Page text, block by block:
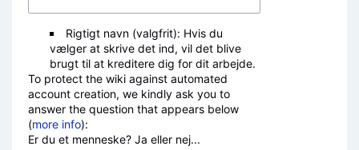
Rigtigt navn (valgfrit): Hvis du
vælger at skrive det ind, vil det blive
brugt til at kreditere dig for dit arbejde.
To protect the wiki against automated
account creation, we kindly ask you to
answer the question that appears below
(more info):
Er du et menneske? Ja eller nej...